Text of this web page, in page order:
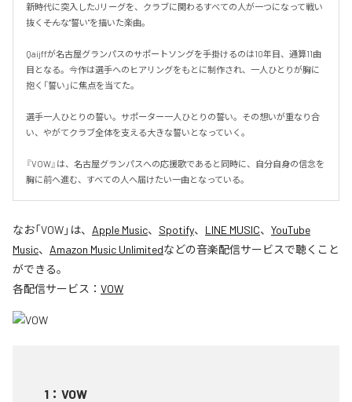
新時代に突入したJリーグを、クラブに関わるすべての人が一つになって戦い
抜く――そんな"誓い"を描いた楽曲。
Qaijffが名古屋グランパスのサポートソングを手掛けるのは10年目、通算11曲
目となる。今作は選手へのヒアリングをもとに制作され、一人ひとりが胸に
抱く「誓い」に焦点を当てた。
選手一人ひとりの誓い。サポーター一人ひとりの誓い。その想いが重なり合
い、やがてクラブ全体を支える大きな誓いとなっていく。
『VOW』は、名古屋グランパスへの応援歌であると同時に、自分自身の信念を
胸に前へ進む、すべての人へ届けたい一曲となっている。
なお「VOW」は、 Apple Music、 Spotify、 LINE MUSIC、 YouTube
Music、 Amazon Music Unlimitedなどの音楽配信サービスで聴くこと
ができる。
各配信サービス： VOW
1 ： VOW